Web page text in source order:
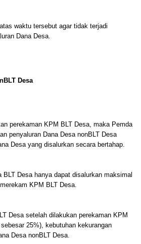
waktu tersebut agar tidak terjadi
Dana Desa.
Desa
perekaman KPM BLT Desa, maka Pemda
penyaluran Dana Desa nonBLT Desa
Desa yang disalurkan secara bertahap.
BLT Desa hanya dapat disalurkan maksimal
KPM BLT Desa.
Desa setelah dilakukan perekaman KPM
25%), kebutuhan kekurangan
Desa nonBLT Desa.